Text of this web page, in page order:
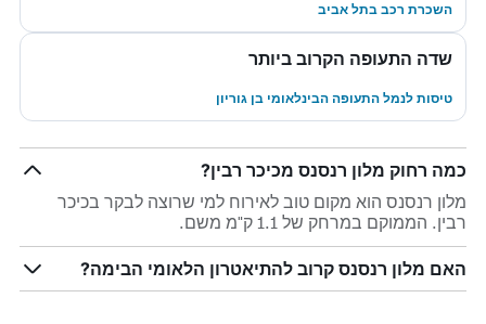
השכרת רכב בתל אביב
שדה התעופה הקרוב ביותר
טיסות לנמל התעופה הבינלאומי בן גוריון
כמה רחוק מלון רנסנס מכיכר רבין?
מלון רנסנס הוא מקום טוב לאירוח למי שרוצה לבקר בכיכר
רבין. הממוקם במרחק של 1.1 ק"מ משם.
האם מלון רנסנס קרוב להתיאטרון הלאומי הבימה?